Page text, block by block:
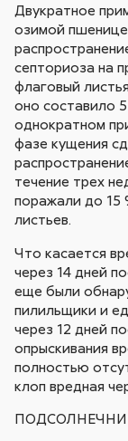
Двукратное
озимой
септориоза на
флаговый
оно составило
однократном
фазе кущения
течение трех
поражали до 15
листьев.
Что касается
через 14 дней
еще были
пилильщики и
через 12 дней
опрыскивания
полностью
клоп вредная